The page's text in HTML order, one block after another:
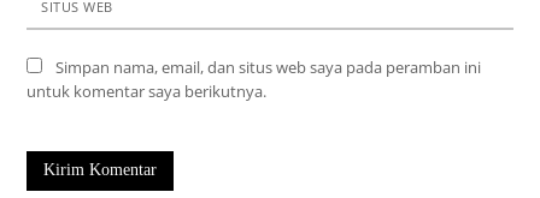
SITUS WEB
Simpan nama, email, dan situs web saya pada peramban ini
untuk komentar saya berikutnya.